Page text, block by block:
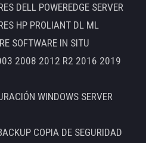
DELL POWEREDGE SERVER
HP PROLIANT DL ML
SOFTWARE IN SITU
2008 2012 R2 2016 2019
WINDOWS SERVER
COPIA DE SEGURIDAD